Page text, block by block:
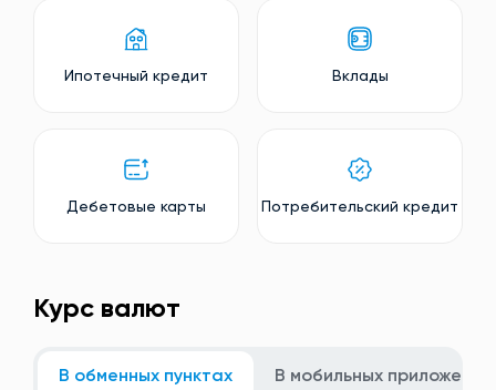
Ипотечный кредит Вклады
Дебетовые карты Потребительский кредит
Курс валют
В обменных пунктах В мобильных